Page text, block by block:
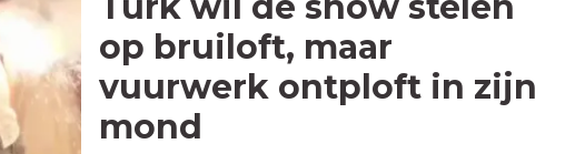
op bruiloft, maar
vuurwerk ontploft in zijn
mond